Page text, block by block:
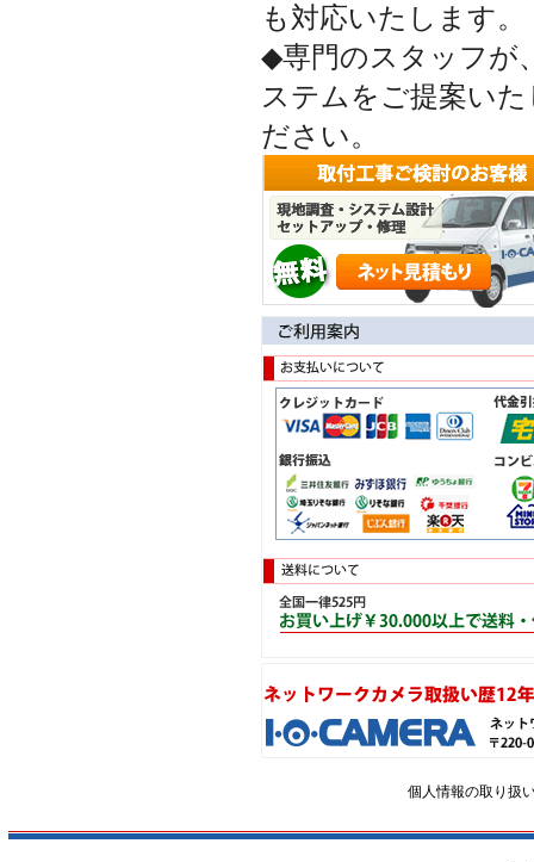
も対応いたします。
◆専門のスタッフが
ステムをご提案い
ださい。
個人情報の取り扱